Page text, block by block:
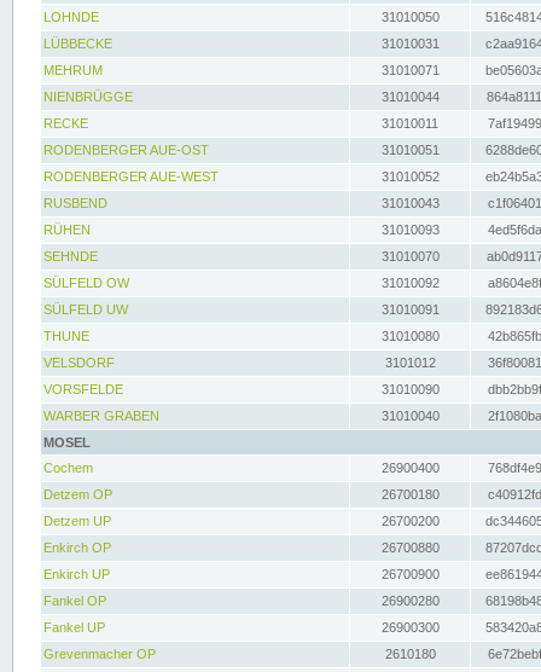
LOHNDE
31010050
LÜBBECKE
31010031
MEHRUM
31010071
NIENBRÜGGE
31010044
RECKE
31010011
RODENBERGER AUE-OST
31010051
RODENBERGER AUE-WEST
31010052
RUSBEND
31010043
RÜHEN
31010093
SEHNDE
31010070
SÜLFELD OW
31010092
SÜLFELD UW
31010091
THUNE
31010080
VELSDORF
3101012
VORSFELDE
31010090
WARBER GRABEN
31010040
MOSEL
Cochem
26900400
Detzem OP
26700180
Detzem UP
26700200
Enkirch OP
26700880
Enkirch UP
26700900
Fankel OP
26900280
Fankel UP
26900300
Grevenmacher OP
2610180